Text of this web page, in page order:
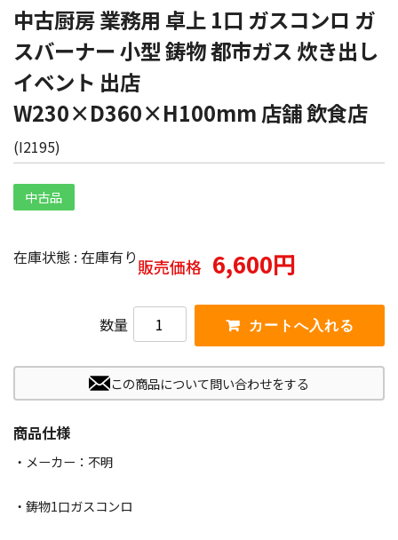
中古厨房 業務用 卓上 1口 ガスコンロ ガ
スバーナー 小型 鋳物 都市ガス 炊き出し
イベント 出店
W230×D360×H100mm 店舗 飲食店
(I2195)
中古品
在庫状態 : 在庫有り販売価格 6,600円
数量
この商品について問い合わせをする
商品仕様
・メーカー：不明
・鋳物1口ガスコンロ